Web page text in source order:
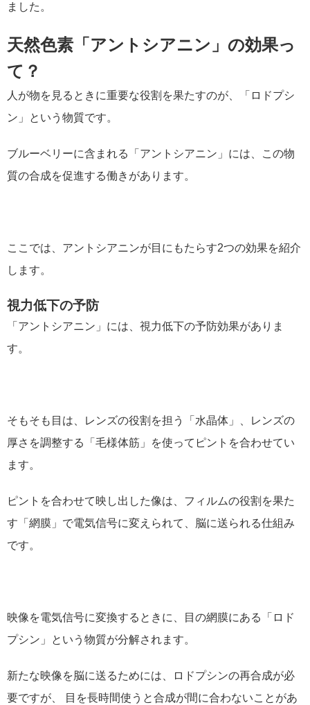
ました。
天然色素「アントシアニン」の効果っ
て？
人が物を見るときに重要な役割を果たすのが、「ロドプシ
ン」という物質です。
ブルーベリーに含まれる「アントシアニン」には、この物
質の合成を促進する働きがあります。
ここでは、アントシアニンが目にもたらす2つの効果を紹介
します。
視力低下の予防
「アントシアニン」には、視力低下の予防効果がありま
す。
そもそも目は、レンズの役割を担う「水晶体」、レンズの
厚さを調整する「毛様体筋」を使ってピントを合わせてい
ます。
ピントを合わせて映し出した像は、フィルムの役割を果た
す「網膜」で電気信号に変えられて、脳に送られる仕組み
です。
映像を電気信号に変換するときに、目の網膜にある「ロド
プシン」という物質が分解されます。
新たな映像を脳に送るためには、ロドプシンの再合成が必
要ですが、 目を長時間使うと合成が間に合わないことがあ